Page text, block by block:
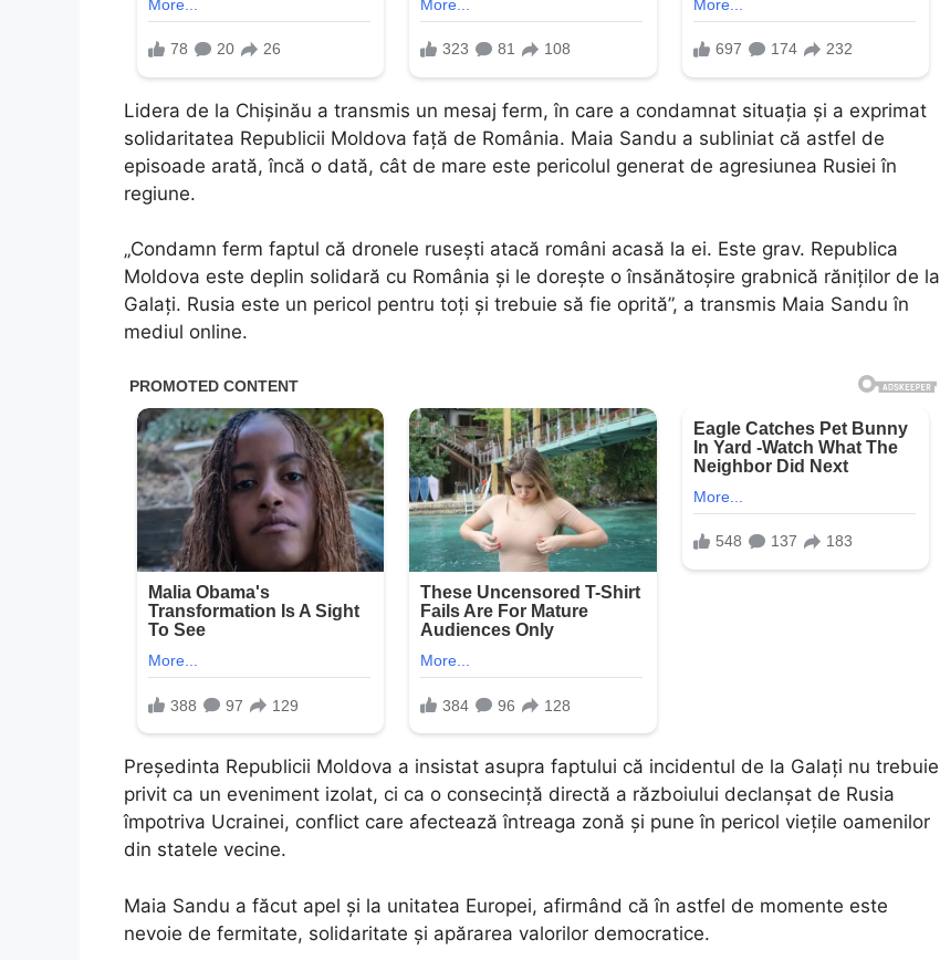
Lidera de la Chișinău a transmis un mesaj ferm, în care a condamnat situația și a exprimat
solidaritatea Republicii Moldova față de România. Maia Sandu a subliniat că astfel de
episoade arată, încă o dată, cât de mare este pericolul generat de agresiunea Rusiei în
regiune.
„Condamn ferm faptul că dronele rusești atacă români acasă la ei. Este grav. Republica
Moldova este deplin solidară cu România și le dorește o însănătoșire grabnică răniților de la
Galați. Rusia este un pericol pentru toți și trebuie să fie oprită”, a transmis Maia Sandu în
mediul online.
Președinta Republicii Moldova a insistat asupra faptului că incidentul de la Galați nu trebuie
privit ca un eveniment izolat, ci ca o consecință directă a războiului declanșat de Rusia
împotriva Ucrainei, conflict care afectează întreaga zonă și pune în pericol viețile oamenilor
din statele vecine.
Maia Sandu a făcut apel și la unitatea Europei, afirmând că în astfel de momente este
nevoie de fermitate, solidaritate și apărarea valorilor democratice.